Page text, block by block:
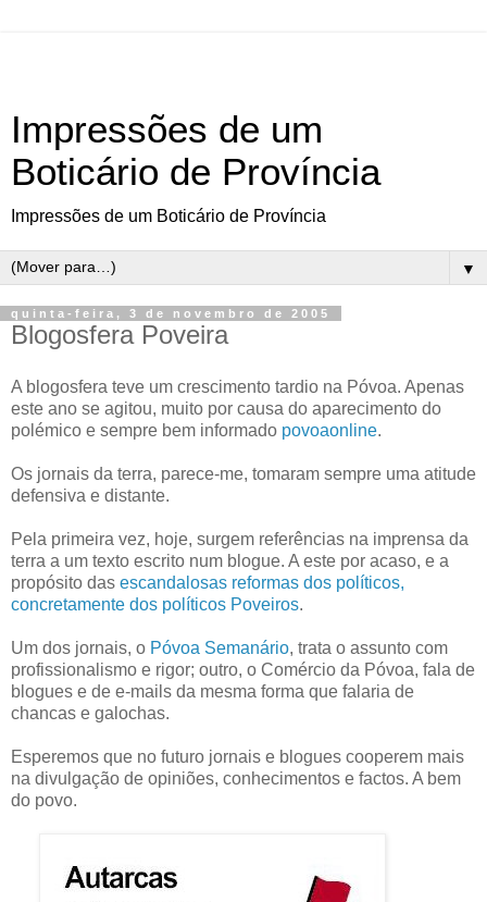
Impressões de um
Boticário de Província
Impressões de um Boticário de Província
▼
quinta-feira, 3 de novembro de 2005
Blogosfera Poveira
A blogosfera teve um crescimento tardio na Póvoa. Apenas
este ano se agitou, muito por causa do aparecimento do
polémico e sempre bem informado povoaonline.
Os jornais da terra, parece-me, tomaram sempre uma atitude
defensiva e distante.
Pela primeira vez, hoje, surgem referências na imprensa da
terra a um texto escrito num blogue. A este por acaso, e a
propósito das escandalosas reformas dos políticos,
concretamente dos políticos Poveiros.
Um dos jornais, o Póvoa Semanário, trata o assunto com
profissionalismo e rigor; outro, o Comércio da Póvoa, fala de
blogues e de e-mails da mesma forma que falaria de
chancas e galochas.
Esperemos que no futuro jornais e blogues cooperem mais
na divulgação de opiniões, conhecimentos e factos. A bem
do povo.